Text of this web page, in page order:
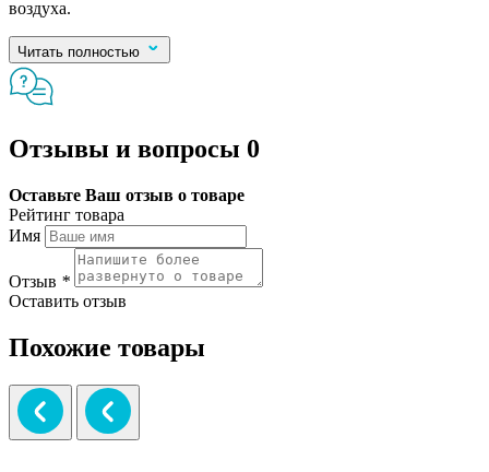
воздуха.
Читать полностью
Отзывы и вопросы 0
Оставьте Ваш отзыв о товаре
Рейтинг товара
Имя
Отзыв *
Оставить отзыв
Похожие товары